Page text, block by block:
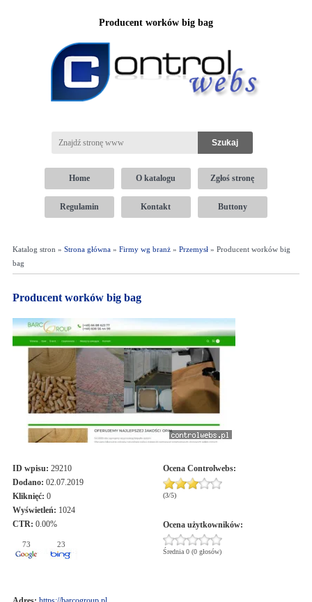
Producent worków big bag
Home O katalogu Zgłoś stronę
Regulamin Kontakt Buttony
Katalog stron » Strona główna» Firmy wg branż» Przemysł» Producent worków big
bag
Producent worków big bag
ID wpisu: 29210
Dodano: 02.07.2019
Kliknięć: 0
Wyświetleń: 1024
CTR: 0.00%
73 23
Ocena Controlwebs:
(3/5)
Ocena użytkowników:
Średnia 0 (0 głosów)